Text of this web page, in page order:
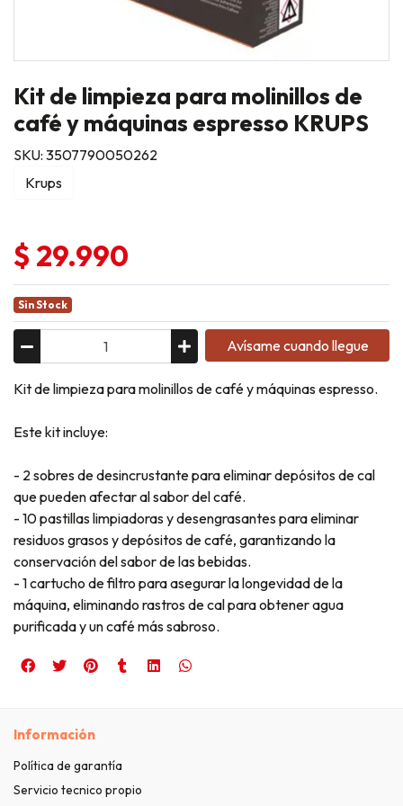
Kit de limpieza para molinillos de
café y máquinas espresso KRUPS
SKU: 3507790050262
Krups
$ 29.990
Sin Stock
Avísame cuando llegue
Kit de limpieza para molinillos de café y máquinas espresso.
Este kit incluye:
- 2 sobres de desincrustante para eliminar depósitos de cal
que pueden afectar al sabor del café.
- 10 pastillas limpiadoras y desengrasantes para eliminar
residuos grasos y depósitos de café, garantizando la
conservación del sabor de las bebidas.
- 1 cartucho de filtro para asegurar la longevidad de la
máquina, eliminando rastros de cal para obtener agua
purificada y un café más sabroso.
Información
Política de garantía
Servicio tecnico propio